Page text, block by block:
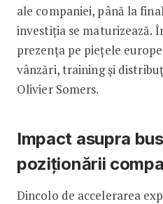
ale companiei, până la
investiția se maturizează.
prezența pe piețele
vânzări, training și
Olivier Somers.
Impact asupra
poziționării
Dincolo de accelerarea